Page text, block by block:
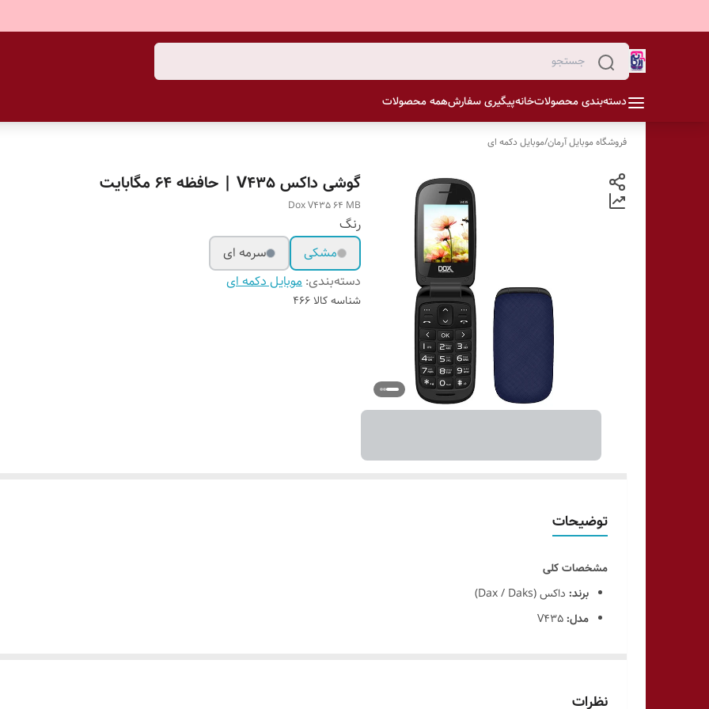
دسته‌بندی محصولاتخانهپیگیری سفارشهمه محصولات
فروشگاه موبایل آرمان/موبایل دکمه ای
گوشی داکس V435 | حافظه 64 مگابایت
Dox V435 64 MB
رنگ
مشکی
سرمه ای
دسته‌بندی: موبایل دکمه ای
شناسه کالا466
توضیحات
مشخصات کلی
برند: داکس (Dax / Daks)
مدل:
شبکه قابل پشتیبانی:نظرات